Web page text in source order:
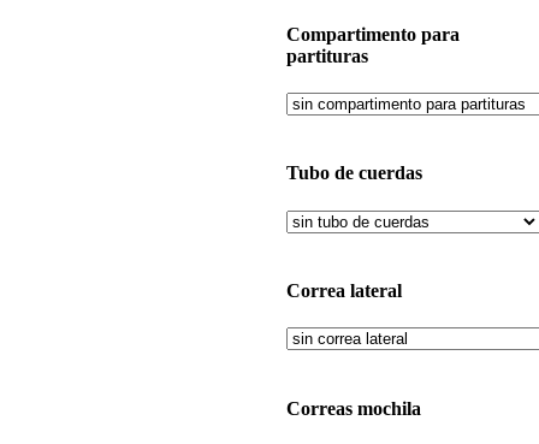
Compartimento para
partituras
Tubo de cuerdas
Correa lateral
Correas mochila